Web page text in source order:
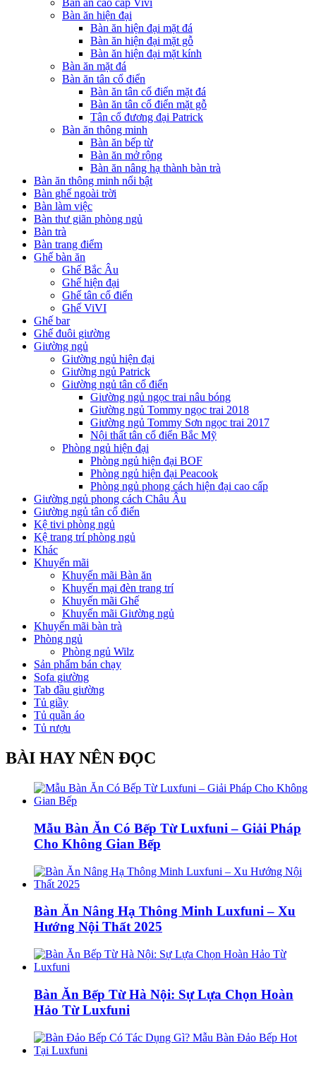
Bàn ăn cao cấp Vivi
Bàn ăn hiện đại
Bàn ăn hiện đại mặt đá
Bàn ăn hiện đại mặt gỗ
Bàn ăn hiện đại mặt kính
Bàn ăn mặt đá
Bàn ăn tân cổ điển
Bàn ăn tân cổ điển mặt đá
Bàn ăn tân cổ điển mặt gỗ
Tân cổ đương đại Patrick
Bàn ăn thông minh
Bàn ăn bếp từ
Bàn ăn mở rộng
Bàn ăn nâng hạ thành bàn trà
Bàn ăn thông minh nổi bật
Bàn ghế ngoài trời
Bàn làm việc
Bàn thư giãn phòng ngủ
Bàn trà
Bàn trang điểm
Ghế bàn ăn
Ghế Bắc Âu
Ghế hiện đại
Ghế tân cổ điển
Ghế ViVI
Ghế bar
Ghế đuôi giường
Giường ngủ
Giường ngủ hiện đại
Giường ngủ Patrick
Giường ngủ tân cổ điển
Giường ngủ ngọc trai nâu bóng
Giường ngủ Tommy ngọc trai 2018
Giường ngủ Tommy Sơn ngọc trai 2017
Nội thất tân cổ điển Bắc Mỹ
Phòng ngủ hiện đại
Phòng ngủ hiện đại BOF
Phòng ngủ hiện đại Peacook
Phòng ngủ phong cách hiện đại cao cấp
Giường ngủ phong cách Châu Âu
Giường ngủ tân cổ điển
Kệ tivi phòng ngủ
Kệ trang trí phòng ngủ
Khác
Khuyến mãi
Khuyến mãi Bàn ăn
Khuyến mại đèn trang trí
Khuyến mãi Ghế
Khuyến mãi Giường ngủ
Khuyến mãi bàn trà
Phòng ngủ
Phòng ngủ Wilz
Sản phẩm bán chạy
Sofa giường
Tab đầu giường
Tủ giầy
Tủ quần áo
Tủ rượu
BÀI HAY NÊN ĐỌC
Mẫu Bàn Ăn Có Bếp Từ Luxfuni – Giải Pháp
Cho Không Gian Bếp
Bàn Ăn Nâng Hạ Thông Minh Luxfuni – Xu
Hướng Nội Thất 2025
Bàn Ăn Bếp Từ Hà Nội: Sự Lựa Chọn Hoàn
Hảo Từ Luxfuni